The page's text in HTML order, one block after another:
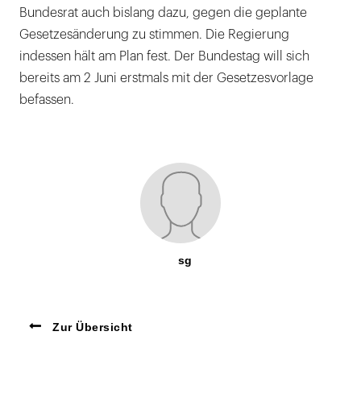
Bundesrat auch bislang dazu, gegen die geplante
Gesetzesänderung zu stimmen. Die Regierung
indessen hält am Plan fest. Der Bundestag will sich
bereits am 2 Juni erstmals mit der Gesetzesvorlage
befassen.
sg
Zur Übersicht